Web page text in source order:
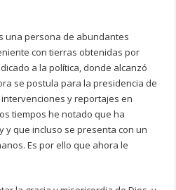
una persona de abundantes
con tierras obtenidas por
a la política, donde alcanzó
se postula para la presidencia de
y reportajes en
tiempos he notado que ha
y que incluso se presenta con un
Es por ello que ahora le